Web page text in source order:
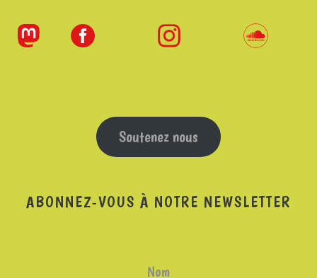
Soutenez nous
ABONNEZ-VOUS À NOTRE NEWSLETTER
Nom